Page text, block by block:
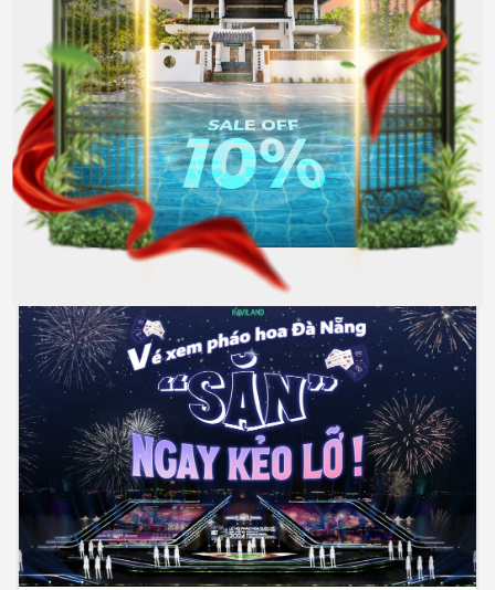
5 Da Nang hotels to watch fireworks
with the most beautiful views
To let your emotions soar along with the lights,
choosing a peaceful sanctuary overlooking the Han
River is essential. Let's take a look at the curated list of
Da Nang ...
Wednesday, July 15, 2026